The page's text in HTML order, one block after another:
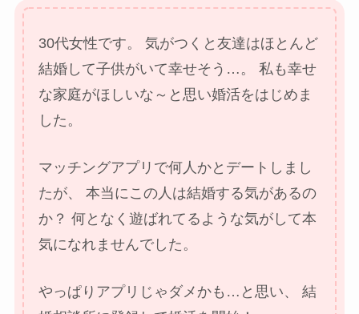
30代女性です。
気がつくと友達はほとんど
結婚して子供がいて幸せそう…。
私も幸せ
な家庭がほしいな～と思い婚活をはじめま
した。
マッチングアプリで何人かとデートしまし
たが、
本当にこの人は結婚する気があるの
か？ 何となく遊ばれてるような気がして本
気になれませんでした。
やっぱりアプリじゃダメかも…と思い、
結